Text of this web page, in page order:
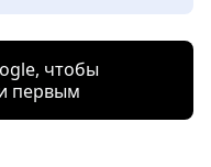
чтобы
первым